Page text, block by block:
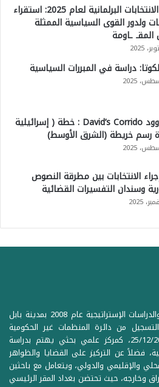
خارطة الانتخابات البرلمانية لعام 2025: استقراء
ولدور القوى السياسية الممثلة
ـاومة
دراسة في المبررات السياسية
ممر داوود David’s Corrido : خطة ( إسرائيلية
رسم خريطة (الشرق الأوسط)
الانتخابات بين مطرقة النصوص
وسندان التفسيرات القضائية
تأسس مركز حمورابي للبحوث والدراسات الإستراتيجية عام 2008 بمدينة بابل
من دائرة المنظمات غير الحكومية
المرقمة ((1Z71874 بتاريخ 25/12/2012، كمركز علمي بحثي يهتم بدراسة
فضلاً عن التركيز على القضايا والظواهر
والإقليمي والدولي، ويتعامل مع باحثين
وخارجه، حيث تحتضن بغداد المقر الرئيسي